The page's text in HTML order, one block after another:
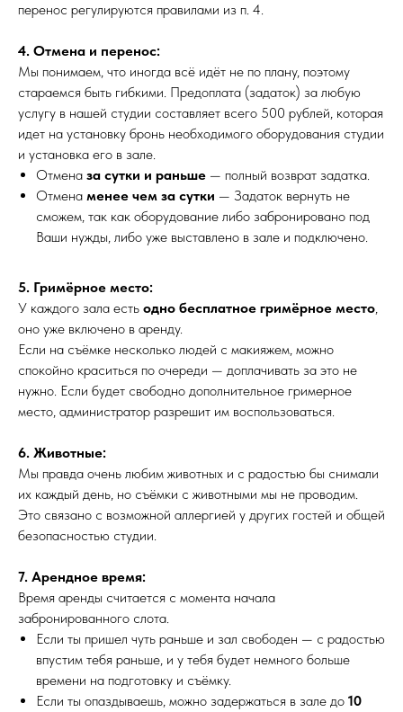
перенос регулируются правилами из п. 4.
4. Отмена и перенос:
Мы понимаем, что иногда всё идёт не по плану, поэтому
стараемся быть гибкими. Предоплата (задаток) за любую
услугу в нашей студии составляет всего 500 рублей, которая
идет на установку бронь необходимого оборудования студии
и установка его в зале.
Отмена за сутки и раньше — полный возврат задатка.
Отмена менее чем за сутки — Задаток вернуть не
сможем, так как оборудование либо забронировано под
Ваши нужды, либо уже выставлено в зале и подключено.
5. Гримёрное место:
У каждого зала есть одно бесплатное гримёрное место,
оно уже включено в аренду.
Если на съёмке несколько людей с макияжем, можно
спокойно краситься по очереди — доплачивать за это не
нужно. Если будет свободно дополнительное гримерное
место, администратор разрешит им воспользоваться.
6. Животные:
Мы правда очень любим животных и с радостью бы снимали
их каждый день, но съёмки с животными мы не проводим.
Это связано с возможной аллергией у других гостей и общей
безопасностью студии.
7. Арендное время:
Время аренды считается с момента начала
забронированного слота.
Если ты пришел чуть раньше и зал свободен — с радостью
впустим тебя раньше, и у тебя будет немного больше
времени на подготовку и съёмку.
Если ты опаздываешь, можно задержаться в зале до 10